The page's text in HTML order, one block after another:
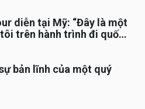
diễn tại Mỹ: “Đây là một
trên hành trình đi quốc
bản lĩnh của một quý